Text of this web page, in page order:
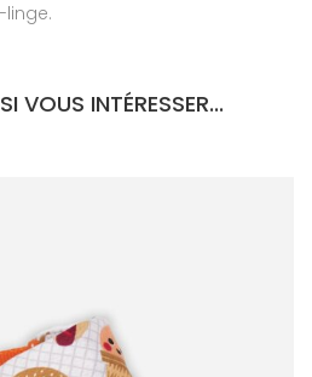
VOUS INTÉRESSER...